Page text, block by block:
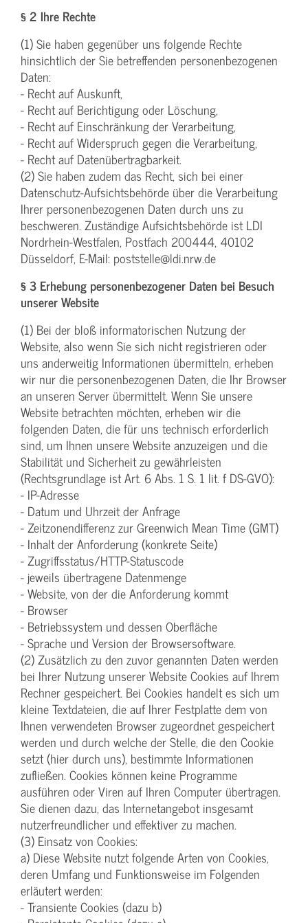
§ 2 Ihre Rechte
(1) Sie haben gegenüber uns folgende Rechte
hinsichtlich der Sie betreffenden personenbezogenen
Daten:
- Recht auf Auskunft,
- Recht auf Berichtigung oder Löschung,
- Recht auf Einschränkung der Verarbeitung,
- Recht auf Widerspruch gegen die Verarbeitung,
- Recht auf Datenübertragbarkeit.
(2) Sie haben zudem das Recht, sich bei einer
Datenschutz-Aufsichtsbehörde über die Verarbeitung
Ihrer personenbezogenen Daten durch uns zu
beschweren. Zuständige Aufsichtsbehörde ist LDI
Nordrhein-Westfalen, Postfach 200444, 40102
Düsseldorf, E-Mail: poststelle@ldi.nrw.de
§ 3 Erhebung personenbezogener Daten bei Besuch
unserer Website
(1) Bei der bloß informatorischen Nutzung der
Website, also wenn Sie sich nicht registrieren oder
uns anderweitig Informationen übermitteln, erheben
wir nur die personenbezogenen Daten, die Ihr Browser
an unseren Server übermittelt. Wenn Sie unsere
Website betrachten möchten, erheben wir die
folgenden Daten, die für uns technisch erforderlich
sind, um Ihnen unsere Website anzuzeigen und die
Stabilität und Sicherheit zu gewährleisten
(Rechtsgrundlage ist Art. 6 Abs. 1 S. 1 lit. f DS-GVO):
- IP-Adresse
- Datum und Uhrzeit der Anfrage
- Zeitzonendifferenz zur Greenwich Mean Time (GMT)
- Inhalt der Anforderung (konkrete Seite)
- Zugriffsstatus/HTTP-Statuscode
- jeweils übertragene Datenmenge
- Website, von der die Anforderung kommt
- Browser
- Betriebssystem und dessen Oberfläche
- Sprache und Version der Browsersoftware.
(2) Zusätzlich zu den zuvor genannten Daten werden
bei Ihrer Nutzung unserer Website Cookies auf Ihrem
Rechner gespeichert. Bei Cookies handelt es sich um
kleine Textdateien, die auf Ihrer Festplatte dem von
Ihnen verwendeten Browser zugeordnet gespeichert
werden und durch welche der Stelle, die den Cookie
setzt (hier durch uns), bestimmte Informationen
zufließen. Cookies können keine Programme
ausführen oder Viren auf Ihren Computer übertragen.
Sie dienen dazu, das Internetangebot insgesamt
nutzerfreundlicher und effektiver zu machen.
(3) Einsatz von Cookies:
a) Diese Website nutzt folgende Arten von Cookies,
deren Umfang und Funktionsweise im Folgenden
erläutert werden:
- Transiente Cookies (dazu b)